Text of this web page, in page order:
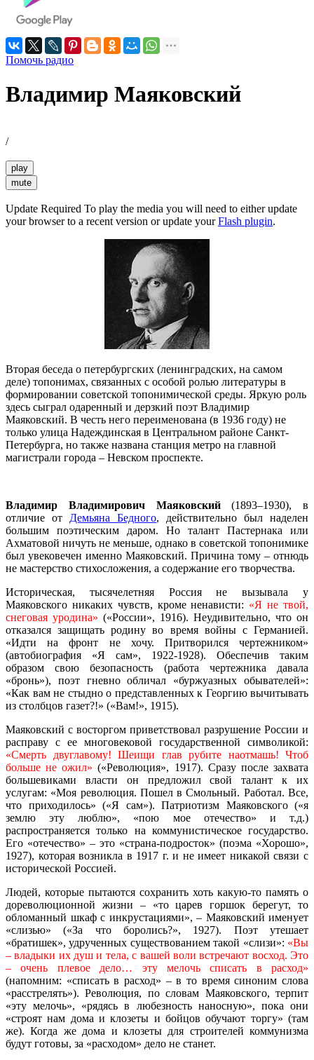
Помочь радио
Владимир Маяковский
/
play
mute
Update Required To play the media you will need to either update
your browser to a recent version or update yourFlash plugin.
Вторая беседа о петербургских (ленинградских, на самом
деле) топонимах, связанных с особой ролью литературы в
формировании советской топонимической среды. Яркую роль
здесь сыграл одаренный и дерзкий поэт Владимир
Маяковский. В честь него переименована (в 1936 году) не
только улица Надеждинская в Центральном районе Санкт-
Петербурга, но также названа станция метро на главной
магистрали города – Невском проспекте.
Владимир Владимирович Маяковский(1893–1930), в
отличие от Демьяна Бедного, действительно был наделен
большим поэтическим даром. Но талант Пастернака или
Ахматовой ничуть не меньше, однако в советской топонимике
был увековечен именно Маяковский. Причина тому – отнюдь
не мастерство стихосложения, а содержание его творчества.
Историческая, тысячелетняя Россия не вызывала у
Маяковского никаких чувств, кроме ненависти: «Я не твой,
снеговая уродина» («России», 1916). Неудивительно, что он
отказался защищать родину во время войны с Германией.
«Идти на фронт не хочу. Притворился чертежником»
(автобиография «Я сам», 1922-1928). Обеспечив таким
образом свою безопасность (работа чертежника давала
«бронь»), поэт гневно обличал «буржуазных обывателей»:
«Как вам не стыдно о представленных к Георгию вычитывать
из столбцов газет?!» («Вам!», 1915).
Маяковский с восторгом приветствовал разрушение России и
расправу с ее многовековой государственной символикой:
«Смерть двуглавому! Шеищи глав рубите наотмашь! Чтоб
больше не ожил» («Революция», 1917). Сразу после захвата
большевиками власти он предложил свой талант к их
услугам: «Моя революция. Пошел в Смольный. Работал. Все,
что приходилось» («Я сам»). Патриотизм Маяковского («я
землю эту люблю», «пою мое отечество» и т.д.)
распространяется только на коммунистическое государство.
Его «отечество» – это «страна-подросток» (поэма «Хорошо»,
1927), которая возникла в 1917 г. и не имеет никакой связи с
исторической Россией.
Людей, которые пытаются сохранить хоть какую-то память о
дореволюционной жизни – «то царев горшок берегут, то
обломанный шкаф с инкрустациями», – Маяковский именует
«слизью» («За что боролись?», 1927). Поэт утешает
«братишек», удрученных существованием такой «слизи»: «Вы
– владыки их душ и тела, с вашей воли встречают восход. Это
– очень плевое дело… эту мелочь списать в расход»
(напомним: «списать в расход» – в то время синоним слова
«расстрелять»). Революция, по словам Маяковского, терпит
«эту мелочь», «рядясь в любезность наносную», пока они
«строят нам дома и клозеты и бойцов обучают торгу» (там
же). Когда же дома и клозеты для строителей коммунизма
будут готовы, за «расходом» дело не станет.